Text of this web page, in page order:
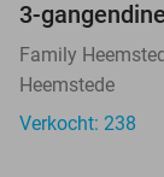
3-
Family
Heemstede
Verkocht: 238